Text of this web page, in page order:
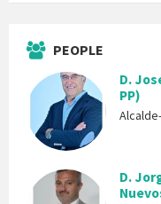
PEOPLE
D.
PP)
D.